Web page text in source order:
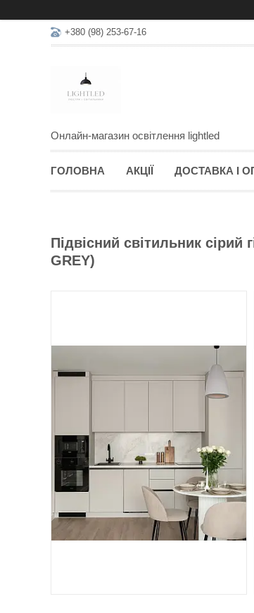
+380 (98) 253-67-16
Онлайн-магазин освітлення lightled
ГОЛОВНА АКЦІЇ ДОСТАВКА І
Підвісний світильник сірий
GREY)